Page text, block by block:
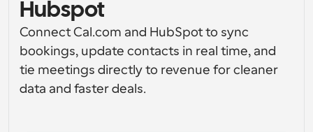
Para Equipos
Programación colaborativa para grupos
Para desarrolladores
Funciones y integraciones poderosas
Desarrollador
Documentación del Desarrollador
Documentación para la plataforma Cal.com
Recursos
Hubspot
Connect Cal.com and HubSpot to sync
bookings, update contacts in real time, and
tie meetings directly to revenue for cleaner
data and faster deals.